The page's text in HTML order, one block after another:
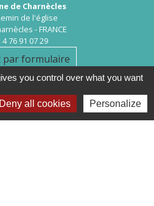
de Charnècles
de l'église
- FRANCE
4 76 91 07 29
par formulaire
you control over what you want
Deny all cookies Personalize